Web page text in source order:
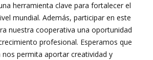
herramienta clave para fortalecer el
mundial. Además, participar en este
nuestra cooperativa una oportunidad
profesional. Esperamos que
nos permita aportar creatividad y